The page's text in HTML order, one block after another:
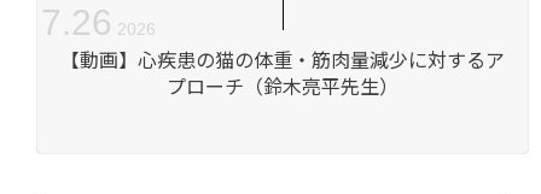
【動画】心疾患の猫の体重・筋肉量減少に対するア
プローチ（鈴木亮平先生）
7.26 2026